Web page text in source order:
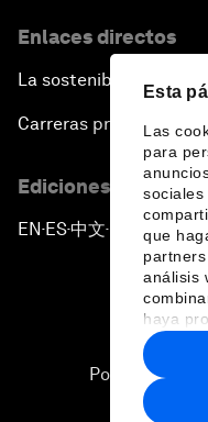
Esta
Las
para
sociales
que
análisis
haya
hecho
Enlaces directos
La sostenibilidad en el
Carreras profesionales
Ediciones en otros
EN ▪ ES▪中文▪ 日本語
Política de